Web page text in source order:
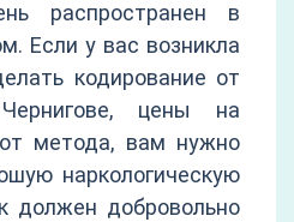
распространен в
Если у вас возникла
кодирование от
цены на
метода, вам нужно
наркологическую
должен добровольно